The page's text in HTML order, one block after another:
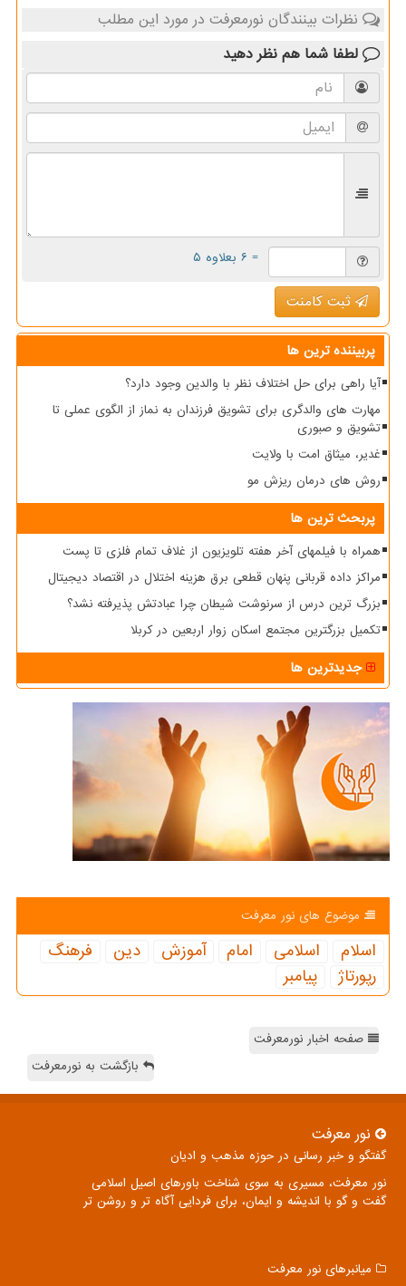
نظرات بینندگان نورمعرفت در مورد این مطلب
لطفا شما هم نظر دهید
= ۶ بعلاوه ۵
ثبت کامنت
پربیننده ترین ها
آیا راهی برای حل اختلاف نظر با والدین وجود دارد؟
مهارت های والدگری برای تشویق فرزندان به نماز از الگوی عملی تا
تشویق و صبوری
غدیر، میثاق امت با ولایت
روش های درمان ریزش مو
پربحث ترین ها
همراه با فیلمهای آخر هفته تلویزیون از غلاف تمام فلزی تا پست
مراکز داده قربانی پنهان قطعی برق هزینه اختلال در اقتصاد دیجیتال
بزرگ ترین درس از سرنوشت شیطان چرا عبادتش پذیرفته نشد؟
تکمیل بزرگترین مجتمع اسکان زوار اربعین در کربلا
جدیدترین ها
موضوع های نور معرفت
اسلام اسلامی امام آموزش دین
فرهنگ
رپورتاژ
پیامبر
صفحه اخبار نورمعرفت
بازگشت به نورمعرفت
نور معرفت
گفتگو و خبر رسانی در حوزه مذهب و ادیان
نور معرفت، مسیری به سوی شناخت باورهای اصیل اسلامی
گفت و گو با اندیشه و ایمان، برای فردایی آگاه تر و روشن تر
میانبرهای نور معرفت